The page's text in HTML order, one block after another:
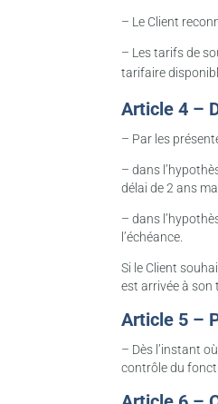
– Le Client
– Les tarifs de
tarifaire
Article 4 –
– Par les
– dans
délai de 2 ans
– dans
l’échéance.
Si le Client
est arrivée à son
Article 5 –
– Dès l’instant
contrôle du